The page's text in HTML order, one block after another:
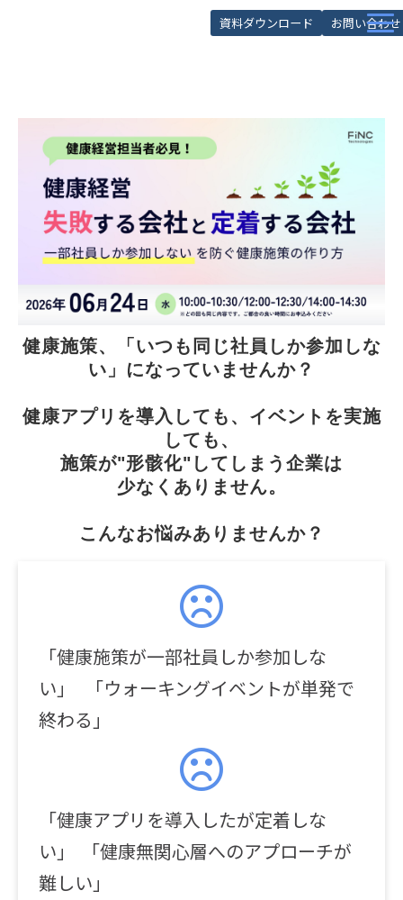
資料ダウンロード お問い合わせ
お役立ち記事
セミナー
FAQ
健康施策、「いつも同じ社員しか参加しな
い」になっていませんか？
健康アプリを導入しても、イベントを実施
しても、
施策が"形骸化"してしまう企業は
少なくありません。
こんなお悩みありませんか？
「健康施策が一部社員しか参加しな
い」 「ウォーキングイベントが単発で
終わる」
「健康アプリを導入したが定着しな
い」 「健康無関心層へのアプローチが
難しい」